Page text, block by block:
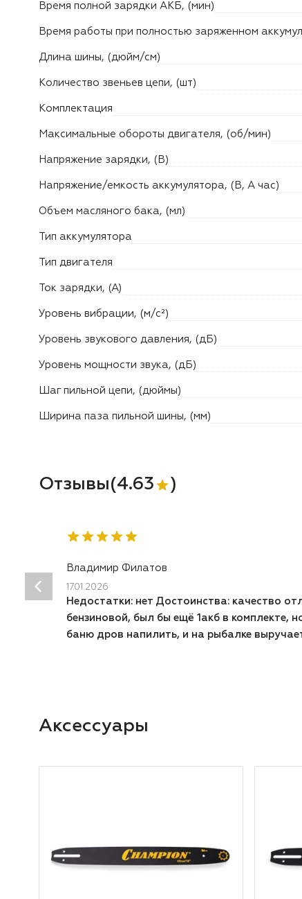
Время полной зарядки АКБ, (мин)
Время работы при полностью заряженном
Длина шины, (дюйм/см)
Количество звеньев цепи, (шт)
Комплектация
Максимальные обороты двигателя, (об/мин)
Напряжение зарядки, (В)
Напряжение/емкость аккумулятора, (В, А час)
Объем масляного бака, (мл)
Тип аккумулятора
Тип двигателя
Ток зарядки, (А)
Уровень вибрации, (м/с²)
Уровень звукового давления, (дБ)
Уровень мощности звука, (дБ)
Шаг пильной цепи, (дюймы)
Ширина паза пильной шины, (мм)
Отзывы(4.63 )
Владимир Филатов
17.01.2026
Недостатки: нет Достоинства: качество
бензиновой, был бы ещё 1акб в комплекте,
баню дров напилить, и на рыбалке
Аксессуары